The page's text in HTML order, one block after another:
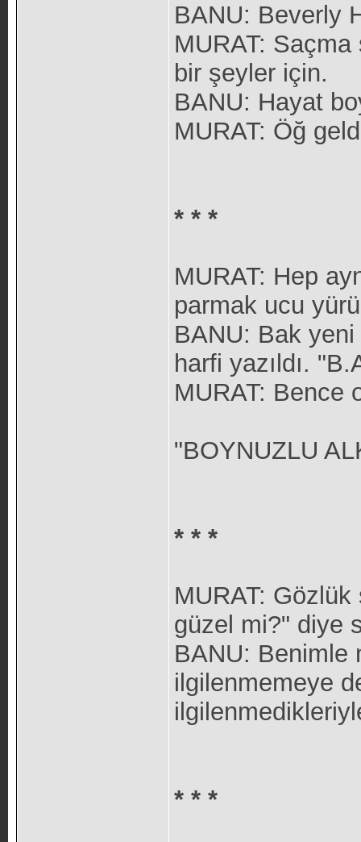
BANU: Beverly
MURAT:
bir şeyler için.
BANU: Hayat
MURAT: Öğ
* * *
MURAT: Hep
parmak ucu
BANU: Bak
harfi yazıldı.
MURAT: Bence
"BOYNUZLU
* * *
MURAT:
güzel mi?" diye
BANU: Benimle
ilgilenmemeye
* * *